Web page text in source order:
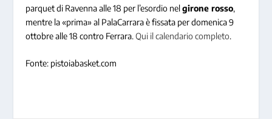
parquet di Ravenna alle 18 per l’esordio nelgirone rosso,
mentre la «prima» al PalaCarrara è fissata per domenica 9
ottobre alle 18 contro Ferrara.Qui il calendario completo.
Fonte: pistoiabasket.com